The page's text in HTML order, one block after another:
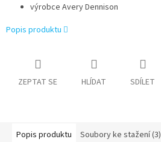
výrobce Avery Dennison
Popis produktu
ZEPTAT SE HLÍDAT SDÍLET
Popis produktu Soubory ke stažení (3)